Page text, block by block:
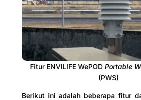
Fitur ENVILIFE WePODPortable
(PWS)
Berikut ini adalah beberapa fitur